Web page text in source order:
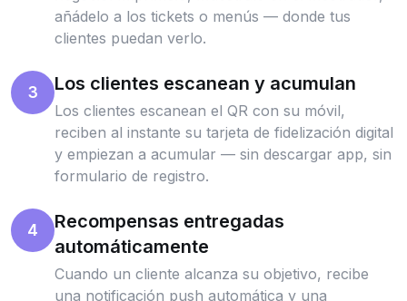
añádelo a los tickets o menús — donde tus
clientes puedan verlo.
3 Los clientes escanean y acumulan
Los clientes escanean el QR con su móvil,
reciben al instante su tarjeta de fidelización digital
y empiezan a acumular — sin descargar app, sin
formulario de registro.
4
Recompensas entregadas
automáticamente
Cuando un cliente alcanza su objetivo, recibe
una notificación push automática y una